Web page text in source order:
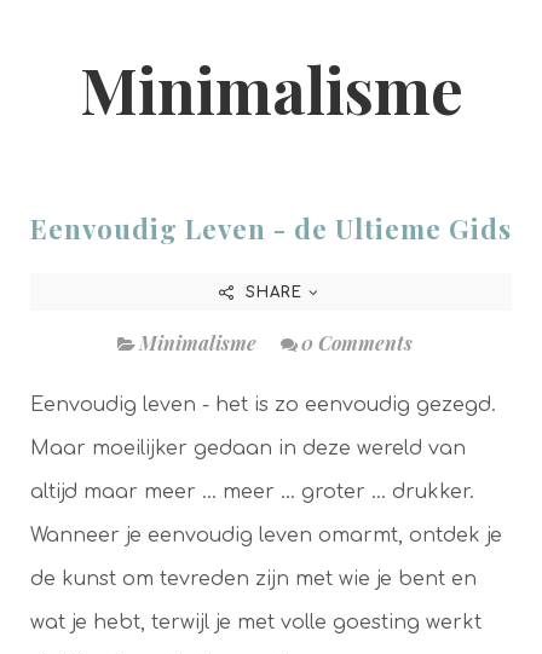
Minimalisme
Eenvoudig Leven - de Ultieme Gids
SHARE
Minimalisme 0 Comments
Eenvoudig leven - het is zo eenvoudig gezegd.
Maar moeilijker gedaan in deze wereld van
altijd maar meer ... meer ... groter ... drukker.
Wanneer je eenvoudig leven omarmt, ontdek je
de kunst om tevreden zijn met wie je bent en
wat je hebt, terwijl je met volle goesting werkt